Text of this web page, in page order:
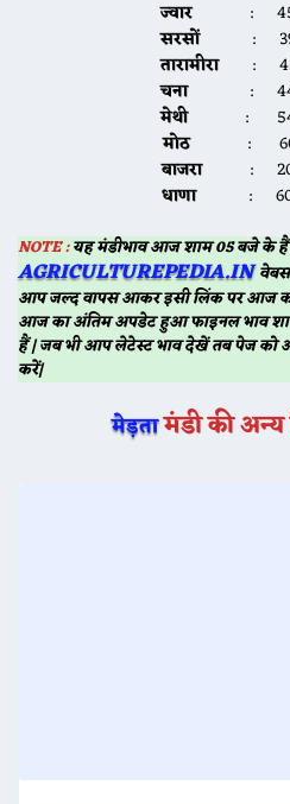
ज्वार: 4500
सरसों: 3900
तारामीरा:
चना: 4400
मेथी: 5400
मोठ
:
बाजरा: 2000
धाणा: 6000
NOTE :यह मंडीभाव आज शाम 05 बजे के हैं
AGRICULTUREPEDIA.IN
आप जल्द वापस आकर इसी लिंक पर आज
आज का अंतिम अपडेट हुआ फाइनल भाव
हैं | जब भी आप लेटेस्ट भाव देखें तब पेज को
करें|
मेड़तामंडी की अन्य